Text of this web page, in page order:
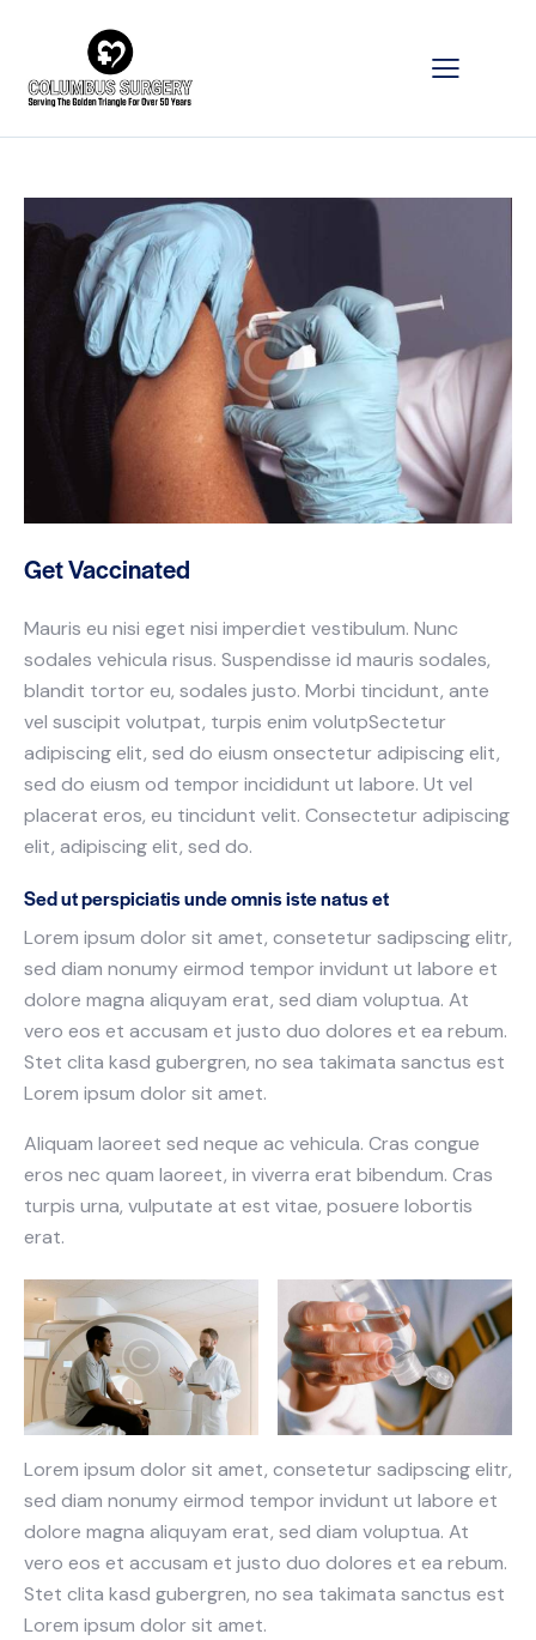
Get Vaccinated
Mauris eu nisi eget nisi imperdiet vestibulum. Nunc
sodales vehicula risus. Suspendisse id mauris sodales,
blandit tortor eu, sodales justo. Morbi tincidunt, ante
vel suscipit volutpat, turpis enim volutpSectetur
adipiscing elit, sed do eiusm onsectetur adipiscing elit,
sed do eiusm od tempor incididunt ut labore. Ut vel
placerat eros, eu tincidunt velit. Consectetur adipiscing
elit, adipiscing elit, sed do.
Sed ut perspiciatis unde omnis iste natus et
Lorem ipsum dolor sit amet, consetetur sadipscing elitr,
sed diam nonumy eirmod tempor invidunt ut labore et
dolore magna aliquyam erat, sed diam voluptua. At
vero eos et accusam et justo duo dolores et ea rebum.
Stet clita kasd gubergren, no sea takimata sanctus est
Lorem ipsum dolor sit amet.
Aliquam laoreet sed neque ac vehicula. Cras congue
eros nec quam laoreet, in viverra erat bibendum. Cras
turpis urna, vulputate at est vitae, posuere lobortis
erat.
Lorem ipsum dolor sit amet, consetetur sadipscing elitr,
sed diam nonumy eirmod tempor invidunt ut labore et
dolore magna aliquyam erat, sed diam voluptua. At
vero eos et accusam et justo duo dolores et ea rebum.
Stet clita kasd gubergren, no sea takimata sanctus est
Lorem ipsum dolor sit amet.